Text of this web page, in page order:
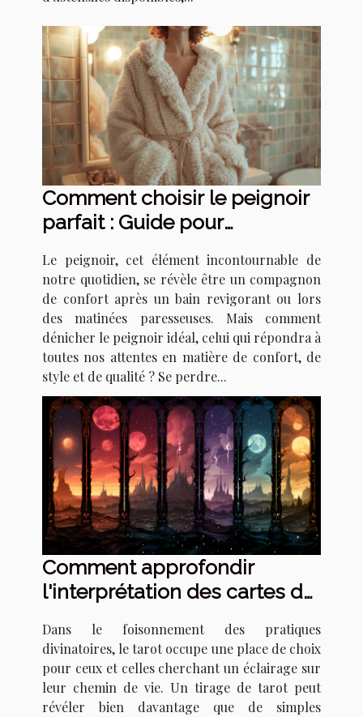
Comment choisir le peignoir
parfait : Guide pour
modèle en fonction de vos
besoins
Le peignoir, cet élément incontournable de
notre quotidien, se révèle être un compagnon
de confort après un bain revigorant ou lors
des matinées paresseuses. Mais comment
dénicher le peignoir idéal, celui qui répondra à
toutes nos attentes en matière de confort, de
style et de qualité ? Se perdre...
Comment approfondir
l'interprétation des cartes de
signes de changements de
vie majeurs
Dans le foisonnement des pratiques
divinatoires, le tarot occupe une place de choix
pour ceux et celles cherchant un éclairage sur
leur chemin de vie. Un tirage de tarot peut
révéler bien davantage que de simples